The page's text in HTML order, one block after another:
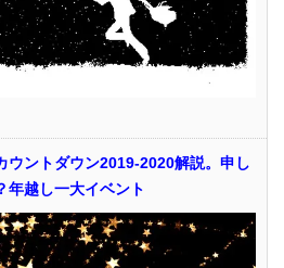
ウントダウン2019-2020解説。申し
年越し一大イベント